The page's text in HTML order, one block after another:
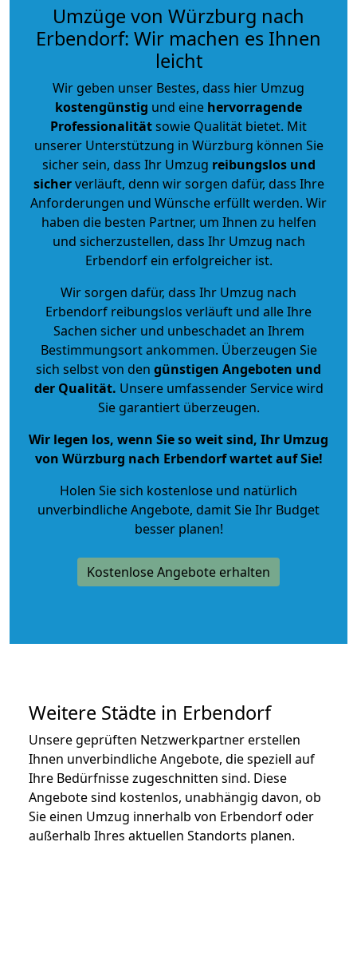
Umzüge von Würzburg nach
Erbendorf: Wir machen es Ihnen
leicht
Wir geben unser Bestes, dass hier Umzug
kostengünstig und eine hervorragende
Professionalitätsowie Qualität bietet. Mit
unserer Unterstützung in Würzburg können Sie
sicher sein, dass Ihr Umzug reibungslos und
sicherverläuft, denn wir sorgen dafür, dass Ihre
Anforderungen und Wünsche erfüllt werden. Wir
haben die besten Partner, um Ihnen zu helfen
und sicherzustellen, dass Ihr Umzug nach
Erbendorf ein erfolgreicher ist.
Wir sorgen dafür, dass Ihr Umzug nach
Erbendorf reibungslos verläuft und alle Ihre
Sachen sicher und unbeschadet an Ihrem
Bestimmungsort ankommen. Überzeugen Sie
sich selbst von den günstigen Angeboten und
der Qualität. Unsere umfassender Service wird
Sie garantiert überzeugen.
Wir legen los, wenn Sie so weit sind, Ihr Umzug
von Würzburg nach Erbendorf wartet auf Sie!
Holen Sie sich kostenlose und natürlich
unverbindliche Angebote, damit Sie Ihr Budget
besser planen!
Kostenlose Angebote erhalten
Weitere Städte in Erbendorf
Unsere geprüften Netzwerkpartner erstellen
Ihnen unverbindliche Angebote, die speziell auf
Ihre Bedürfnisse zugeschnitten sind. Diese
Angebote sind kostenlos, unabhängig davon, ob
Sie einen Umzug innerhalb von Erbendorf oder
außerhalb Ihres aktuellen Standorts planen.